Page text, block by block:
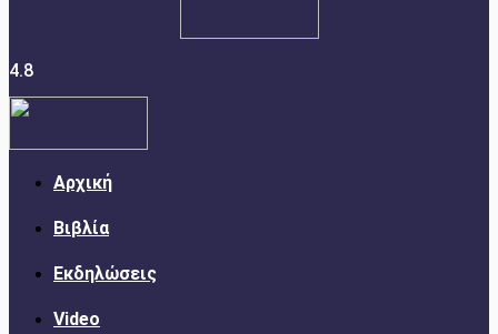
4.8
Αρχική
Βιβλία
Εκδηλώσεις
Video